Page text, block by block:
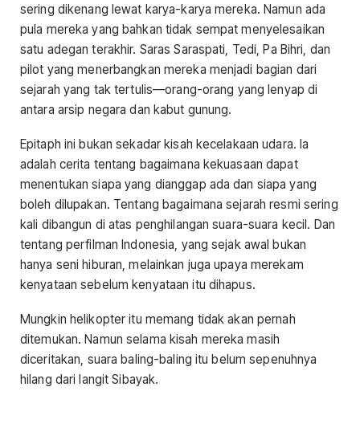
sering dikenang lewat karya-karya mereka. Namun ada
pula mereka yang bahkan tidak sempat menyelesaikan
satu adegan terakhir. Saras Saraspati, Tedi, Pa Bihri, dan
pilot yang menerbangkan mereka menjadi bagian dari
sejarah yang tak tertulis—orang-orang yang lenyap di
antara arsip negara dan kabut gunung.
Epitaph ini bukan sekadar kisah kecelakaan udara. Ia
adalah cerita tentang bagaimana kekuasaan dapat
menentukan siapa yang dianggap ada dan siapa yang
boleh dilupakan. Tentang bagaimana sejarah resmi sering
kali dibangun di atas penghilangan suara-suara kecil. Dan
tentang perfilman Indonesia, yang sejak awal bukan
hanya seni hiburan, melainkan juga upaya merekam
kenyataan sebelum kenyataan itu dihapus.
Mungkin helikopter itu memang tidak akan pernah
ditemukan. Namun selama kisah mereka masih
diceritakan, suara baling-baling itu belum sepenuhnya
hilang dari langit Sibayak.